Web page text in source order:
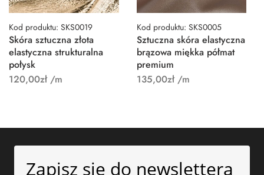
Kod produktu: SKS0019
Skóra sztuczna złota
elastyczna strukturalna
połysk
120,00zł/m
Kod produktu: SKS0005
Sztuczna skóra elastyczna
brązowa miękka półmat
premium
135,00zł/m
Zapisz się do newslettera